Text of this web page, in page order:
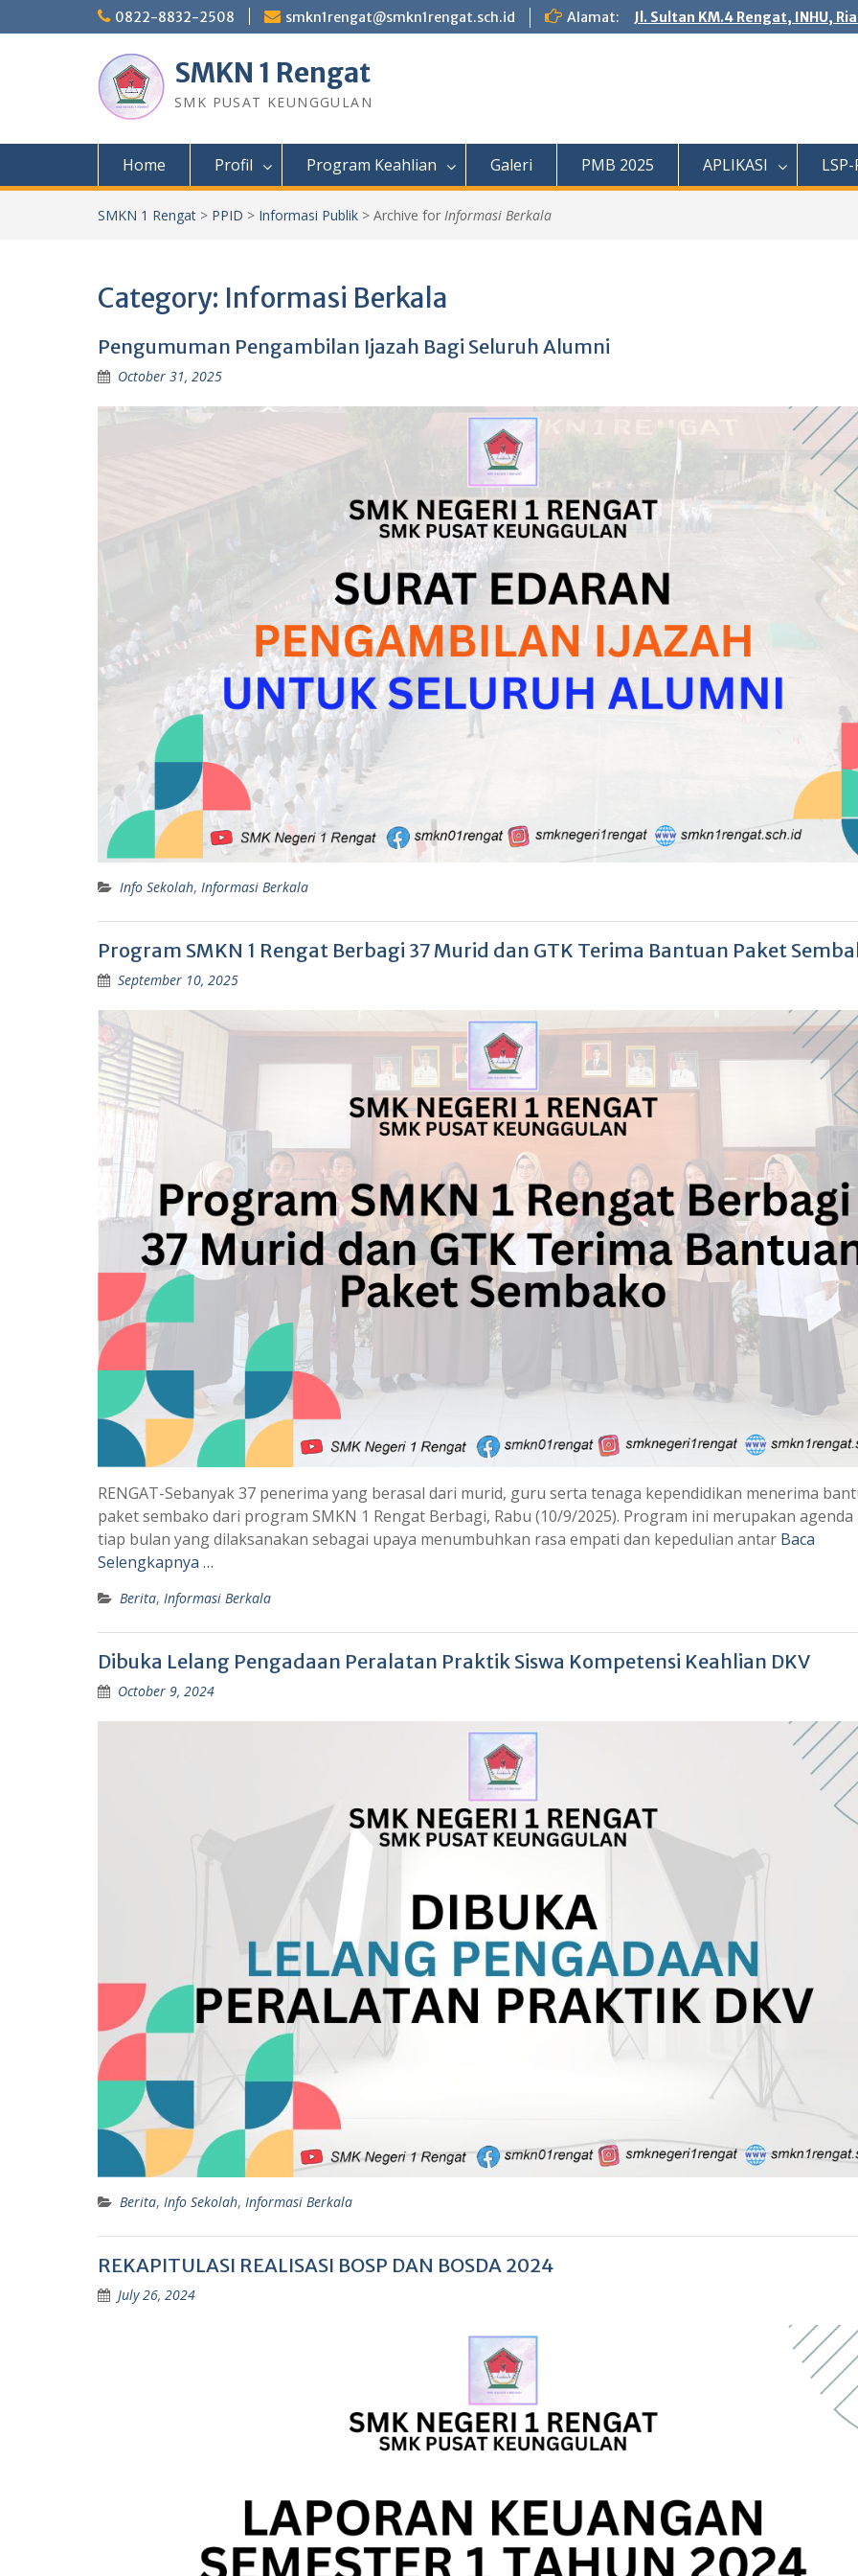
to
0822-8832-2508 smkn1rengat@smkn1rengat.sch.id Alamat: Jl. Sultan KM.4 Rengat, INHU,
SMKN 1 Rengat
SMK PUSAT KEUNGGULAN
Home Profil Program Keahlian Galeri PMB 2025 APLIKASI
SMKN 1 Rengat > PPID > Informasi Publik > Archive for Informasi Berkala
Category: Informasi Berkala
Pengumuman Pengambilan Ijazah Bagi Seluruh Alumni
October 31, 2025
Info Sekolah, Informasi Berkala
Program SMKN 1 Rengat Berbagi 37 Murid dan GTK Terima Bantuan Paket
September 10, 2025
RENGAT-Sebanyak 37 penerima yang berasal dari murid, guru serta tenaga kependidikan menerima
paket sembako dari program SMKN 1 Rengat Berbagi, Rabu (10/9/2025). Program ini merupakan
tiap bulan yang dilaksanakan sebagai upaya menumbuhkan rasa empati dan kepedulian antar Baca
Selengkapnya …
Berita, Informasi Berkala
Dibuka Lelang Pengadaan Peralatan Praktik Siswa Kompetensi Keahlian DKV
October 9, 2024
Berita, Info Sekolah, Informasi Berkala
REKAPITULASI REALISASI BOSP DAN BOSDA 2024
July 26, 2024